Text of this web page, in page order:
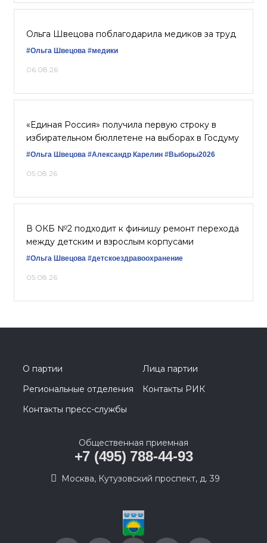
Ольга Швецова поблагодарила медиков за труд
#Ольга Швецова #медики
06.08.26
«Единая Россия» получила первую строку в
избирательном бюллетене на выборах в Госдуму
#Ольга Швецова #Александр Карелин #Выборы2026
05.08.26
В ОКБ №2 подходит к финишу ремонт перехода
между детским и взрослым корпусами
#Ольга Швецова #детскоездравоохранение
05.08.26
О партии
Лица партии
Региональные отделения
Контакты РИК
Контакты пресс-службы
Общественная приемная
+7 (495) 788-44-93
Москва, Кутузовский проспект, д. 39